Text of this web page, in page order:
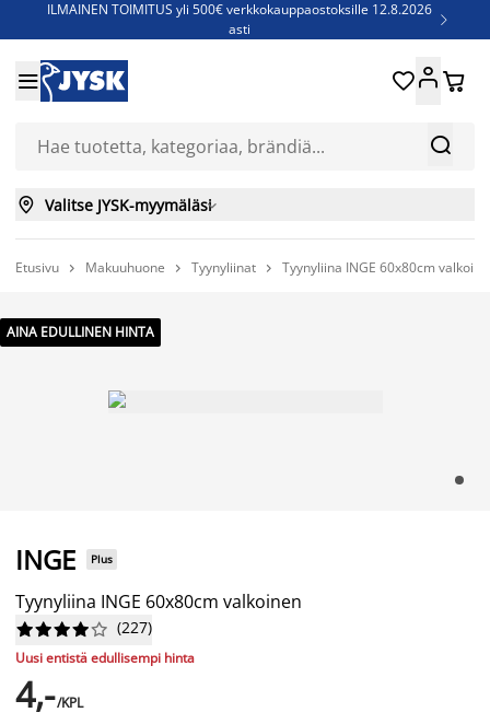
ILMAINEN TOIMITUS yli 500€ verkkokauppaostoksille 12.8.2026
asti

Jenkkisänkyjä - Säästä jopa 60%


 
 Valitse JYSK-myymäläsi
Etusivu  Makuuhuone  Tyynyliinat  Tyynyliina INGE 60x80cm
AINA EDULLINEN HINTA
INGE Plus
Tyynyliina INGE 60x80cm valkoinen





 (227)
Uusi entistä edullisempi hinta
4,-/KPL